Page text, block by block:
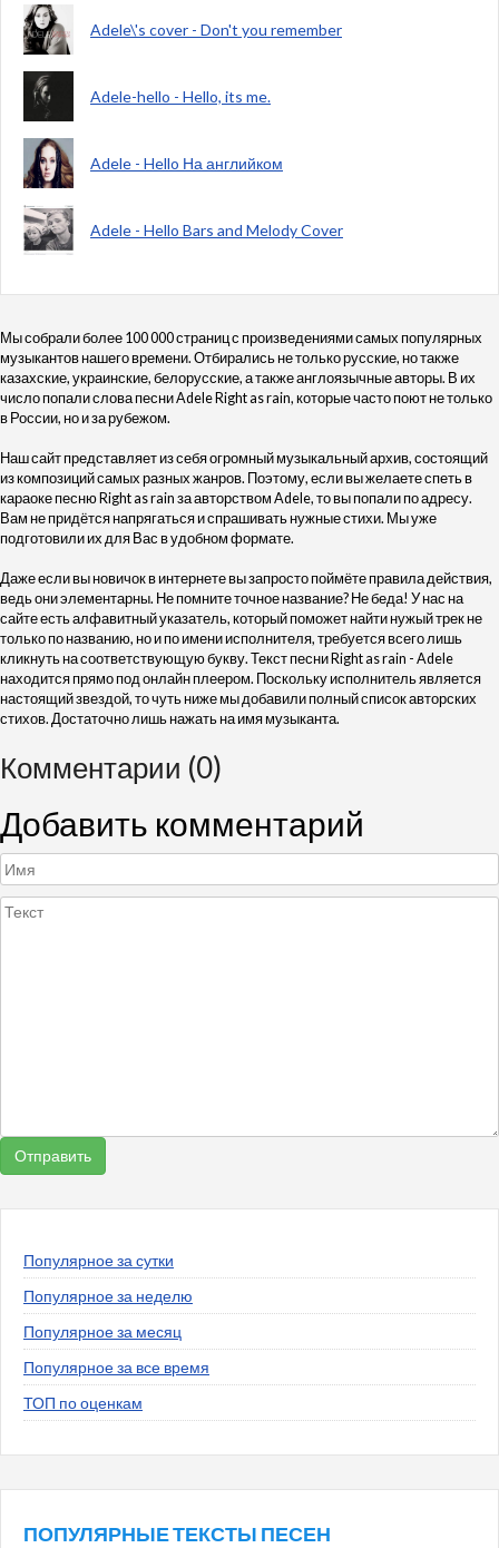
Adele\'s cover - Don't you remember
Adele-hello - Hello, its me.
Adele - Hello На английком
Adele - Hello Bars and Melody Cover
Мы собрали более 100 000 страниц с произведениями самых популярных
музыкантов нашего времени. Отбирались не только русские, но также
казахские, украинские, белорусские, а также англоязычные авторы. В их
число попали слова песни Adele Right as rain, которые часто поют не только
в России, но и за рубежом.
Наш сайт представляет из себя огромный музыкальный архив, состоящий
из композиций самых разных жанров. Поэтому, если вы желаете спеть в
караоке песню Right as rain за авторством Adele, то вы попали по адресу.
Вам не придётся напрягаться и спрашивать нужные стихи. Мы уже
подготовили их для Вас в удобном формате.
Даже если вы новичок в интернете вы запросто поймёте правила действия,
ведь они элементарны. Не помните точное название? Не беда! У нас на
сайте есть алфавитный указатель, который поможет найти нужый трек не
только по названию, но и по имени исполнителя, требуется всего лишь
кликнуть на соответствующую букву. Текст песни Right as rain - Adele
находится прямо под онлайн плеером. Поскольку исполнитель является
настоящий звездой, то чуть ниже мы добавили полный список авторских
стихов. Достаточно лишь нажать на имя музыканта.
Комментарии (0)
Добавить комментарий
Популярное за сутки
Популярное за неделю
Популярное за месяц
Популярное за все время
ТОП по оценкам
ПОПУЛЯРНЫЕ ТЕКСТЫ ПЕСЕН